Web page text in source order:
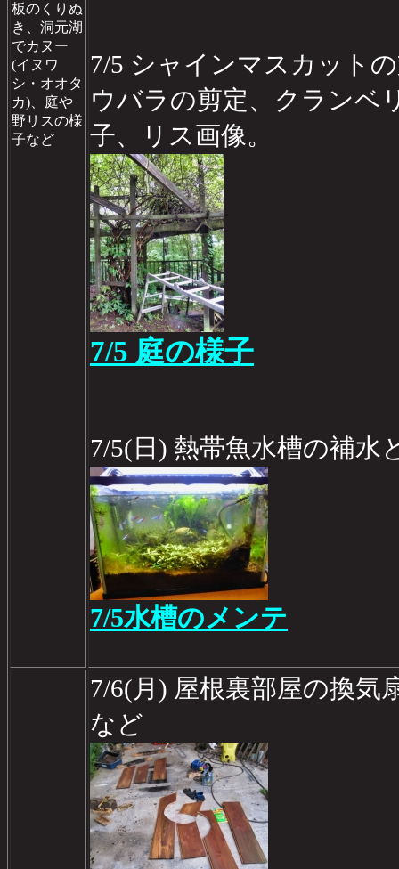
板のくりぬ
き、洞元湖
でカヌー
(イヌワ
シ・オオタ
カ)、庭や
野リスの様
子など
7/5 シャインマスカット
ウバラの剪定、クランベ
子、リス画像。
7/5 庭の様子
7/5(日) 熱帯魚水槽の補水
7/5水槽のメンテ
7/6(月) 屋根裏部屋の換気
など